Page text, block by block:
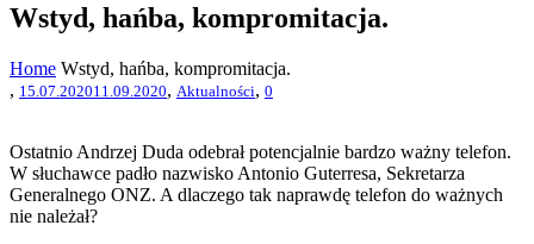
Wstyd, hańba, kompromitacja.
Home Wstyd, hańba, kompromitacja.
, 15.07.202011.09.2020, Aktualności, 0
Ostatnio Andrzej Duda odebrał potencjalnie bardzo ważny telefon.
W słuchawce padło nazwisko Antonio Guterresa, Sekretarza
Generalnego ONZ. A dlaczego tak naprawdę telefon do ważnych
nie należał?